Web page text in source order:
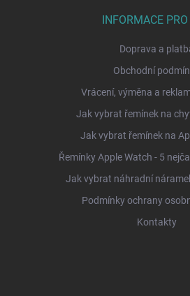
INFORMACE PRO
Doprava a
Obchodní
Vrácení, výměna a
Jak vybrat řemínek na
Jak vybrat řemínek na
Řemínky Apple Watch - 5
Jak vybrat náhradní
Podmínky ochrany
Kontakty